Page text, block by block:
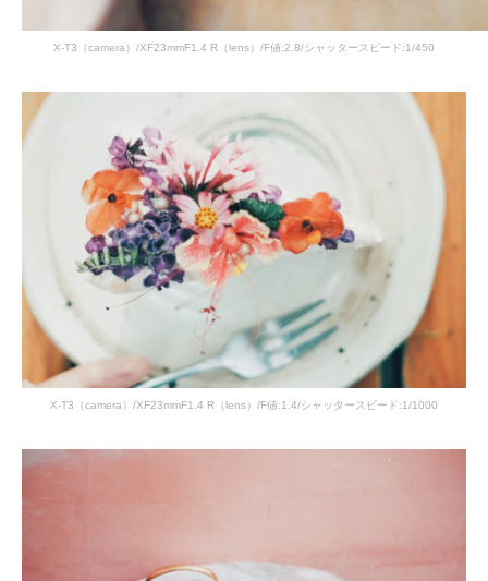
X-T3（camera）/XF23mmF1.4 R（lens）/F値:2.8/シャッタースピード:1/450
X-T3（camera）/XF23mmF1.4 R（lens）/F値:1.4/シャッタースピード:1/1000